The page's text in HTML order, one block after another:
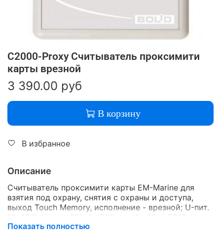
С2000-Proxy Считыватель проксимити
карты врезной
3 390.00 руб
В корзину
В избранное
Описание
Считыватель проксимити карты EM-Marine для
взятия под охрану, снятия с охраны и доступа,
выход Touch Memory, исполнение - врезной; U-пит.
10...15 В, I-потр. 60 мА, IP20, t-раб. -20...+50°С,
габ.размеры 123х97х8 мм. Съёмная контактная
Показать полностью